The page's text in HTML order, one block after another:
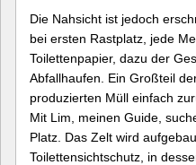
Die Nahsicht ist jedoch
bei ersten Rastplatz, jede
Toilettenpapier, dazu der
Abfallhaufen. Ein Großteil
produzierten Müll einfach
Mit Lim, meinen Guide,
Platz. Das Zelt wird
Toilettensichtschutz, in